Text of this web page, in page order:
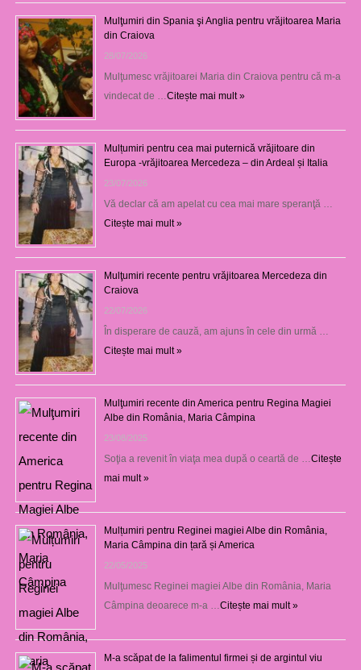
Mulţumiri din Spania şi Anglia pentru vrăjitoarea Maria
din Craiova
28/07/2026
Mulţumesc vrăjitoarei Maria din Craiova pentru că m-a
vindecat de … Citește mai mult »
Mulțumiri pentru cea mai puternică vrăjitoare din
Europa -vrăjitoarea Mercedeza – din Ardeal și Italia
23/07/2026
Vă declar că am apelat cu cea mai mare speranţă …
Citește mai mult »
Mulţumiri recente pentru vrăjitoarea Mercedeza din
Craiova
22/07/2026
În disperare de cauză, am ajuns în cele din urmă …
Citește mai mult »
Mulţumiri recente din America pentru Regina Magiei
Albe din România, Maria Câmpina
23/08/2025
Soţia a revenit în viaţa mea după o ceartă de … Citește
mai mult »
Mulțumiri pentru Reginei magiei Albe din România,
Maria Câmpina din țară și America
22/05/2025
Mulţumesc Reginei magiei Albe din România, Maria
Câmpina deoarece m-a … Citește mai mult »
M-a scăpat de la falimentul firmei și de argintul viu